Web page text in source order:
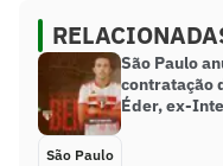
São Paulo
contratação
Éder, ex-
São Paulo